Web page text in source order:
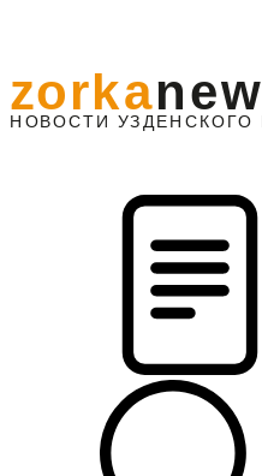
НО ВОСТИ УЗДЕНС КО ГО
zorkanew